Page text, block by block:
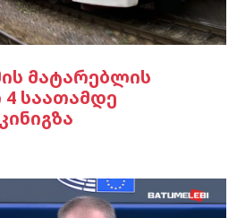
მატარებლის
საათამდე